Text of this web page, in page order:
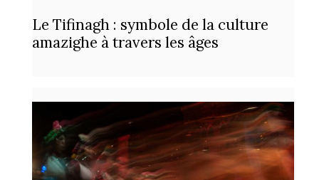
Le Tifinagh : symbole de la culture
amazighe à travers les âges